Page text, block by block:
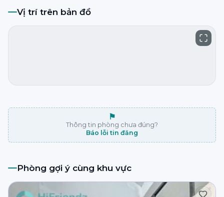
Vị trí trên bản đồ
⚑
Thông tin phòng chưa đúng?
Báo lỗi tin đăng
Phòng gợi ý cùng khu vực